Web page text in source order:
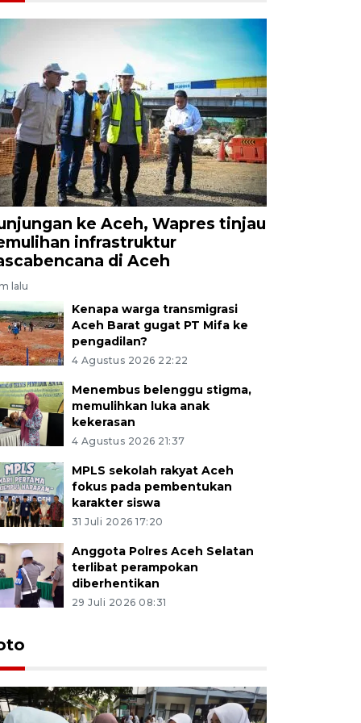
ke Aceh, Wapres tinjau
infrastruktur
di Aceh
lalu
Kenapa warga transmigrasi
Aceh Barat gugat PT Mifa ke
pengadilan?
4 Agustus 2026 22:22
Menembus belenggu stigma,
memulihkan luka anak
kekerasan
4 Agustus 2026 21:37
MPLS sekolah rakyat Aceh
fokus pada pembentukan
karakter siswa
31 Juli 2026 17:20
Anggota Polres Aceh Selatan
terlibat perampokan
diberhentikan
29 Juli 2026 08:31